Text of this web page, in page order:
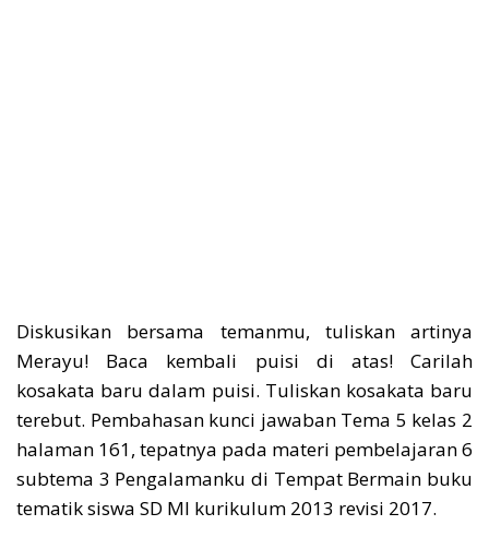
Diskusikan bersama temanmu, tuliskan artinya
Merayu! Baca kembali puisi di atas! Carilah
kosakata baru dalam puisi. Tuliskan kosakata baru
terebut. Pembahasan kunci jawaban Tema 5 kelas 2
halaman 161, tepatnya pada materi pembelajaran 6
subtema 3 Pengalamanku di Tempat Bermain buku
tematik siswa SD MI kurikulum 2013 revisi 2017.